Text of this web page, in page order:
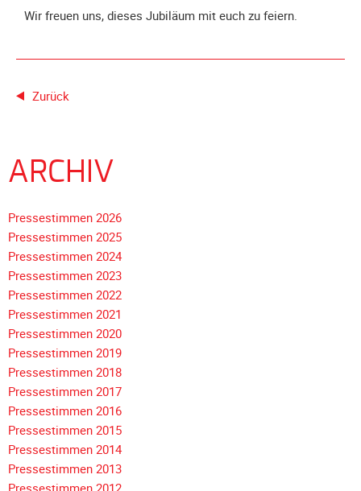
auf
Merchandise
Unterfahrschutz
Erfolge
Unterfahrschutz
-
Technik
Unterfahrschutz
-
Kompatibilität
Unterfahrschutz
-
mit
in
Absenkung
Streckensicherung
Wir freuen uns, dieses Jubiläum mit euch zu feiern.
Zurück
ARCHIV
Pressestimmen 2026
Pressestimmen 2025
Pressestimmen 2024
Pressestimmen 2023
Pressestimmen 2022
Pressestimmen 2021
Pressestimmen 2020
Pressestimmen 2019
Pressestimmen 2018
Navigation
überspringen
Pressestimmen 2017
Pressestimmen 2016
Pressestimmen 2015
Pressestimmen 2014
Pressestimmen 2013
Pressestimmen 2012